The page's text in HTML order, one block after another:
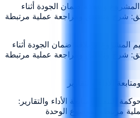
وإغلاقه ضمان الجودة أثناء
شرح وتطبيق ومراجعة عملية مرتبطة
المشروع وإغلاقه ضمان الجودة أثناء
شرح وتطبيق ومراجعة عملية مرتبطة
التنفيذ ومتابعة الأداء والتقارير:
مرتبطة بموضوع الوحدة